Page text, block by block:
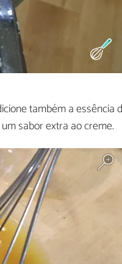
também a essência
sabor extra ao creme.